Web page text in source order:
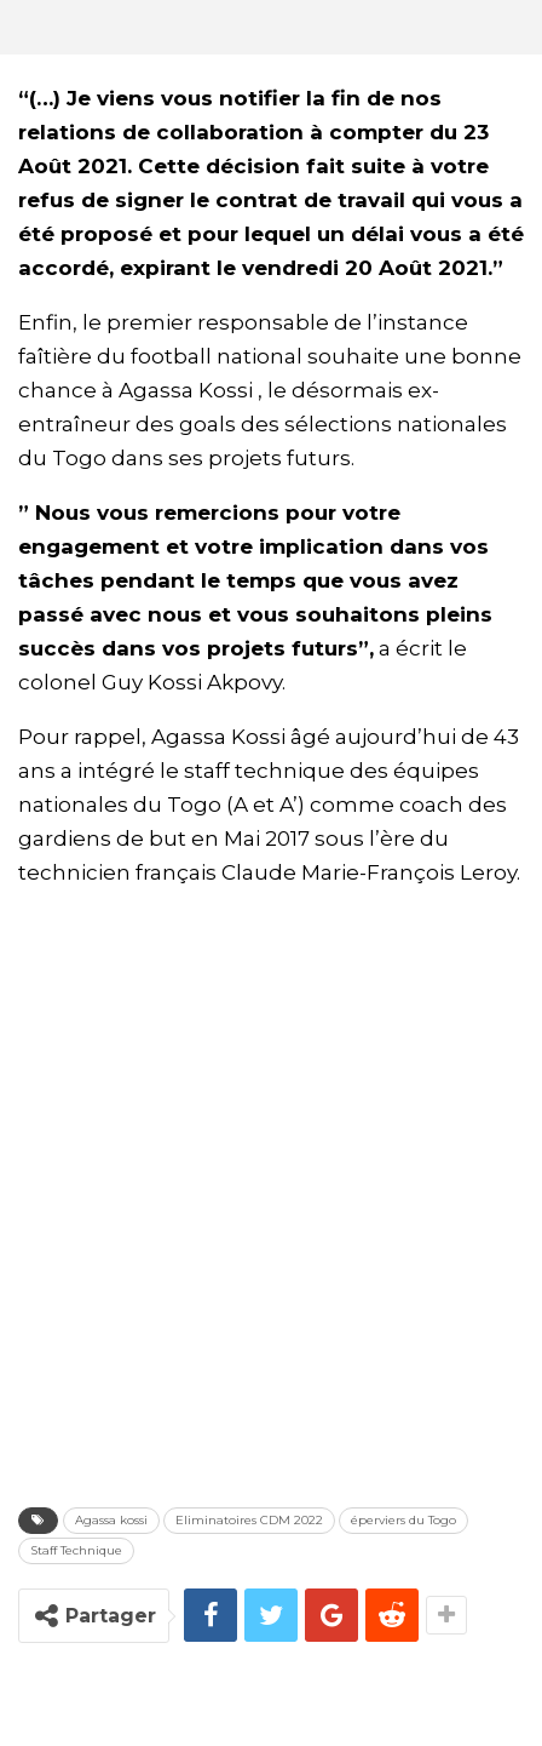
“(…) Je viens vous notifier la fin de nos
relations de collaboration à compter du 23
Août 2021. Cette décision fait suite à votre
refus de signer le contrat de travail qui vous a
été proposé et pour lequel un délai vous a été
accordé, expirant le vendredi 20 Août 2021.”
Enfin, le premier responsable de l’instance
faîtière du football national souhaite une bonne
chance à Agassa Kossi , le désormais ex-
entraîneur des goals des sélections nationales
du Togo dans ses projets futurs.
” Nous vous remercions pour votre
engagement et votre implication dans vos
tâches pendant le temps que vous avez
passé avec nous et vous souhaitons pleins
succès dans vos projets futurs”, a écrit le
colonel Guy Kossi Akpovy.
Pour rappel, Agassa Kossi âgé aujourd’hui de 43
ans a intégré le staff technique des équipes
nationales du Togo (A et A’) comme coach des
gardiens de but en Mai 2017 sous l’ère du
technicien français Claude Marie-François Leroy.
Agassa kossi Eliminatoires CDM 2022
éperviers du Togo
Staff Technique
Partager